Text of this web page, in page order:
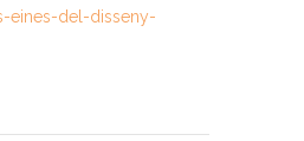
eines-del-disseny-